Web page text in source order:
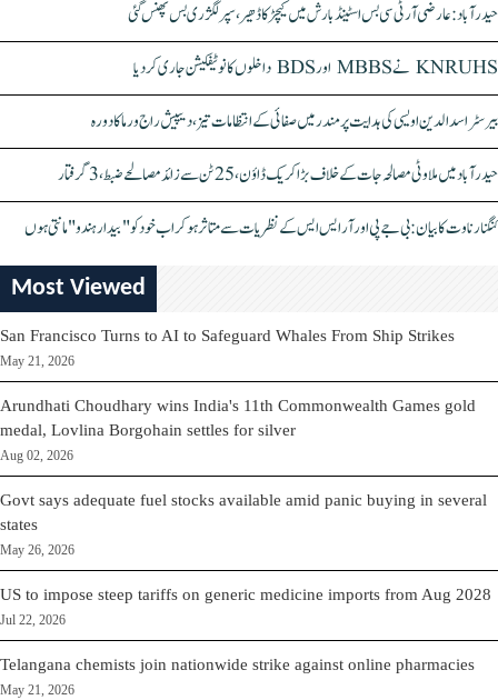
حیدرآباد: عارضی آر ٹی سی بس اسٹینڈ بارش میں کیچڑ کا ڈھیر، سپر لگژری بس پھنس گئی
KNRUHS نے MBBS اور BDS داخلوں کا نوٹیفکیشن جاری کر دیا
بیرسٹر اسدالدین اویسی کی ہدایت پر مندر میں صفائی کے انتظامات تیز، دیپیش راج ورما کا دورہ
حیدرآباد میں ملاوٹی مصالحہ جات کے خلاف بڑا کریک ڈاؤن، 25 ٹن سے زائد مصالحے ضبط، 3 گرفتار
کنگنا رناوت کا بیان: بی جے پی اور آر ایس ایس کے نظریات سے متاثر ہو کر اب خود کو "بیدار ہندو" مانتی ہوں
Most Viewed
San Francisco Turns to AI to Safeguard Whales From Ship Strikes
May 21, 2026
Arundhati Choudhary wins India's 11th Commonwealth Games gold
medal, Lovlina Borgohain settles for silver
Aug 02, 2026
Govt says adequate fuel stocks available amid panic buying in several
states
May 26, 2026
US to impose steep tariffs on generic medicine imports from Aug 2028
Jul 22, 2026
Telangana chemists join nationwide strike against online pharmacies
May 21, 2026